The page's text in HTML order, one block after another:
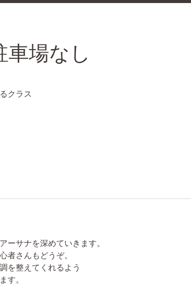
場なし
クラス
ーサナを深めていきます。
者さんもどうぞ。
を整えてくれるよう
す。